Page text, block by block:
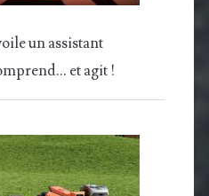
un assistant
et agit !